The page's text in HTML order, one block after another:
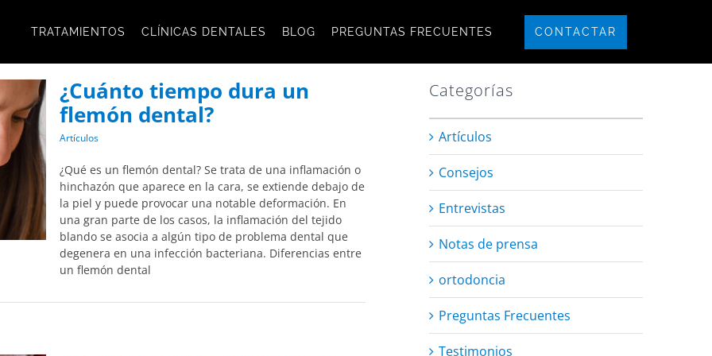
TRATAMIENTOS CLÍNICAS DENTALES BLOG PREGUNTAS FRECUENTES CONTACTAR
¿Cuánto tiempo dura un
flemón dental?
Artículos
¿Qué es un flemón dental? Se trata de una inflamación o
hinchazón que aparece en la cara, se extiende debajo de
la piel y puede provocar una notable deformación. En
una gran parte de los casos, la inflamación del tejido
blando se asocia a algún tipo de problema dental que
degenera en una infección bacteriana. Diferencias entre
un flemón dental
Categorías
Artículos
Consejos
Entrevistas
Notas de prensa
ortodoncia
Preguntas Frecuentes
Testimonios